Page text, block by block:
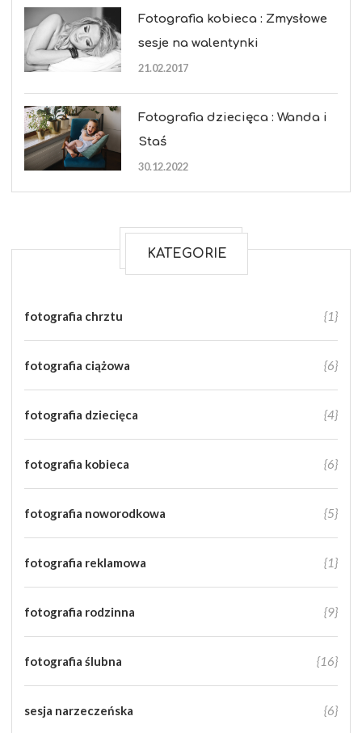
Fotografia kobieca : Zmysłowe
sesje na walentynki
21.02.2017
Fotografia dziecięca : Wanda i
Staś
30.12.2022
KATEGORIE
fotografia chrztu {1}
fotografia ciążowa {6}
fotografia dziecięca {4}
fotografia kobieca {6}
fotografia noworodkowa {5}
fotografia reklamowa {1}
fotografia rodzinna {9}
fotografia ślubna {16}
sesja narzeczeńska {6}